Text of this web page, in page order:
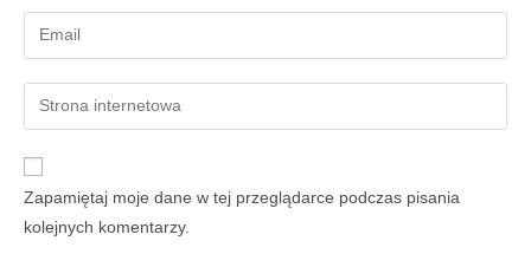
Zapamiętaj moje dane w tej przeglądarce podczas pisania
kolejnych komentarzy.